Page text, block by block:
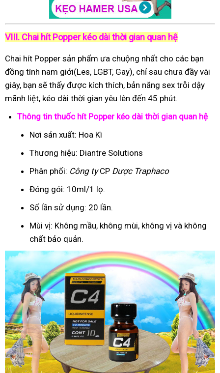
VIII. Chai hít Popper kéo dài thời gian quan hệ
Chai hít Popper sản phẩm ưa chuộng nhất cho các bạn
đồng tính nam giới(Les, LGBT, Gay), chỉ sau chưa đầy vài
giây, bạn sẽ thấy được kích thích, bản năng sex trỗi dậy
mãnh liệt, kéo dài thời gian yêu lên đến 45 phút.
Thông tin thuốc hít Popper kéo dài thời gian quan hệ
Nơi sản xuất: Hoa Kì
Thương hiệu: Diantre Solutions
Phân phối: Công tyCP Dược Traphaco
Đóng gói: 10ml/1 lọ.
Số lần sử dụng: 20 lần.
Mùi vị: Không mầu, không mùi, không vị và không
chất bảo quản.